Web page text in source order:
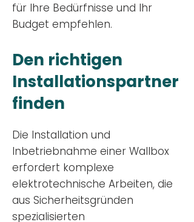
für Ihre Bedürfnisse und Ihr
Budget empfehlen.
Den richtigen
Installationspartner
finden
Die Installation und
Inbetriebnahme einer Wallbox
erfordert komplexe
elektrotechnische Arbeiten, die
aus Sicherheitsgründen
spezialisierten